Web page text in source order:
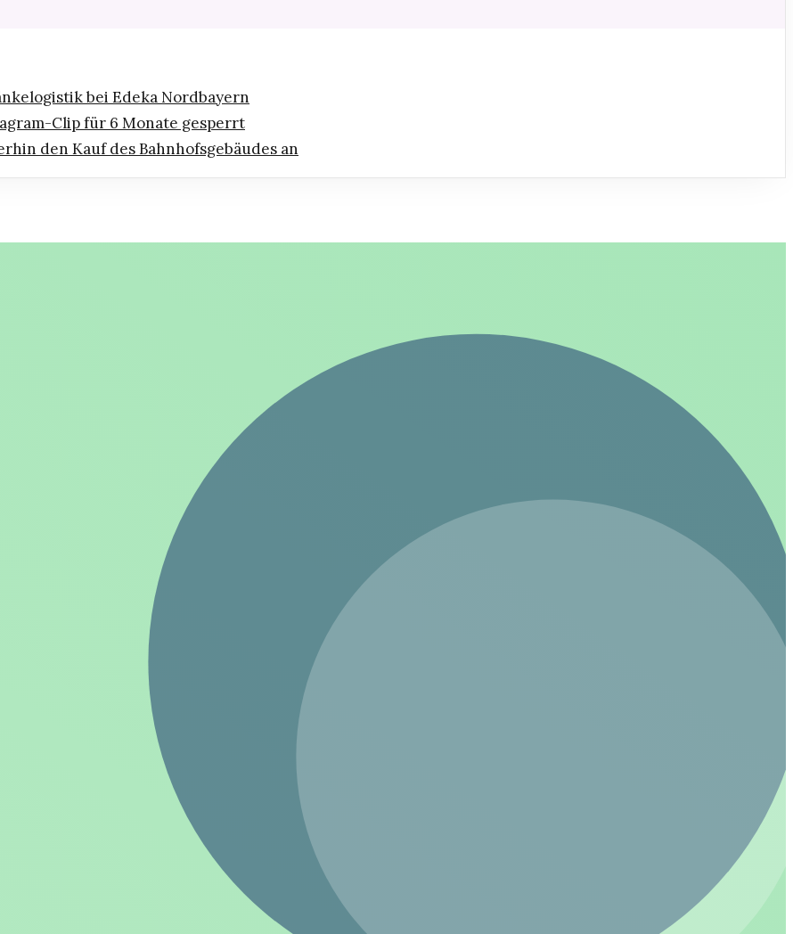
bei Edeka Nordbayern
Clip für 6 Monate gesperrt
den Kauf des Bahnhofsgebäudes an